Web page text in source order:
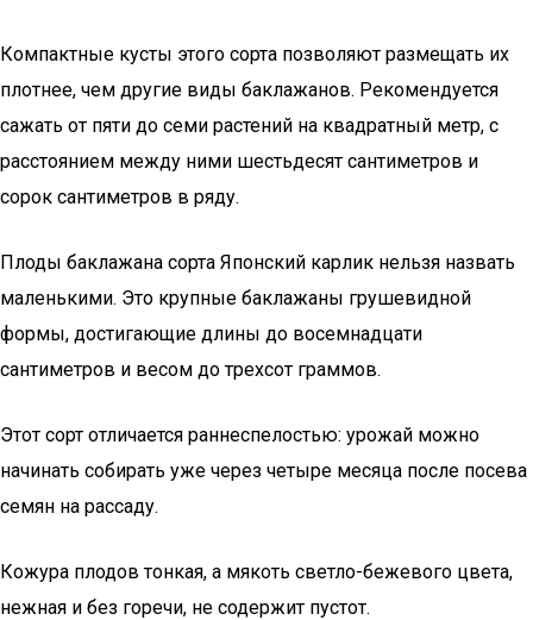
Компактные кусты этого сорта позволяют размещать их
плотнее, чем другие виды баклажанов. Рекомендуется
сажать от пяти до семи растений на квадратный метр, с
расстоянием между ними шестьдесят сантиметров и
сорок сантиметров в ряду.
Плоды баклажана сорта Японский карлик нельзя назвать
маленькими. Это крупные баклажаны грушевидной
формы, достигающие длины до восемнадцати
сантиметров и весом до трехсот граммов.
Этот сорт отличается раннеспелостью: урожай можно
начинать собирать уже через четыре месяца после посева
семян на рассаду.
Кожура плодов тонкая, а мякоть светло-бежевого цвета,
нежная и без горечи, не содержит пустот.